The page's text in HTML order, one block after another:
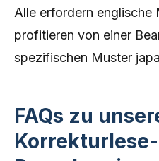
Alle erfordern englische
profitieren von einer
spezifischen Muster
FAQs zu